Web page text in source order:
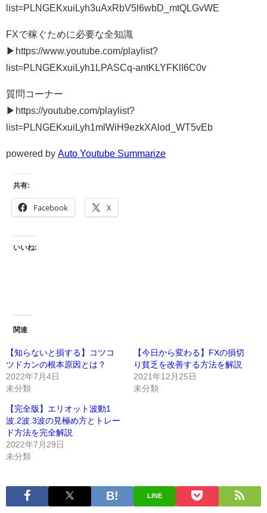
list=PLNGEKxuiLyh3uAxRbV5l6wbD_mtQLGvWE
FXで稼ぐために必要な全知識
▶︎https://www.youtube.com/playlist?
list=PLNGEKxuiLyh1LPASCq-antKLYFKlI6C0v
質問コーナー
▶︎https://youtube.com/playlist?
list=PLNGEKxuiLyh1mlWiH9ezkXAlod_WT5vEb
powered by Auto Youtube Summarize
共有:
Facebook X
いいね:
関連
【知らないと損する】コツコ
ツドカンの根本原因とは？
2022年7月4日
未分類
【今日から変わる】FXの損切
り貧乏を改善する方法を解説
2021年12月25日
未分類
【完全版】エリオット波動1
波.2波.3波の見極め方とトレー
ド方法を完全解説
2022年7月29日
未分類
LINE